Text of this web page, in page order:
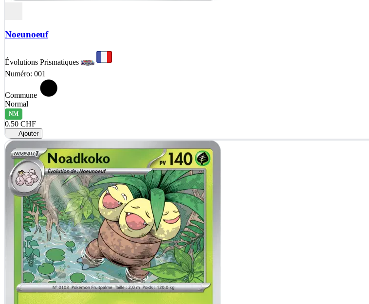
Noeunoeuf
Évolutions Prismatiques
Numéro: 001
Commune
Normal
NM
0.50 CHF
Ajouter